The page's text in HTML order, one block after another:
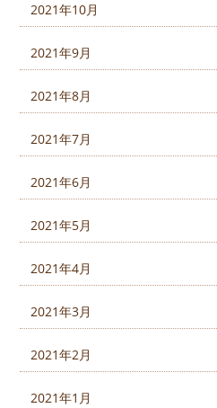
2021年10月
2021年9月
2021年8月
2021年7月
2021年6月
2021年5月
2021年4月
2021年3月
2021年2月
2021年1月